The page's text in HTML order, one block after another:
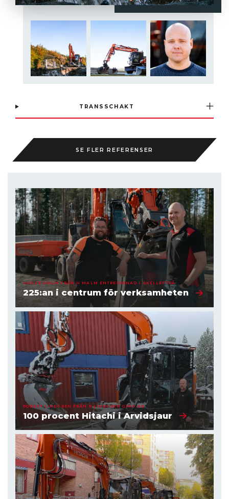
TRANSSCHAKT
SE FLER REFERENSER
HASSE MALM FRÅN H MALM ENTREPRENAD I SKELLEFTEÅ
225:an i centrum för verksamheten
ROBERT LINDGREN FRÅN R LINDGREN GRÄV AB
100 procent Hitachi i Arvidsjaur